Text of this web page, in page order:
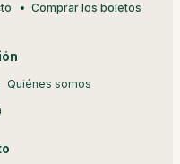
Comprar los boletos
Quiénes somos